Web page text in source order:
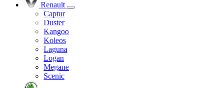
Renault
Captur
Duster
Kangoo
Koleos
Laguna
Logan
Megane
Scenic